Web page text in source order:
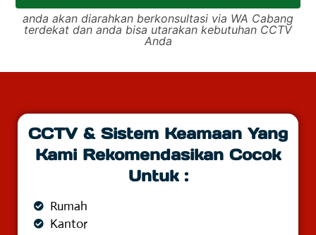
anda akan diarahkan berkonsultasi via WA Cabang
terdekat dan anda bisa utarakan kebutuhan CCTV
Anda
CCTV & Sistem Keamaan Yang
Kami Rekomendasikan Cocok
Untuk :
Rumah
Kantor